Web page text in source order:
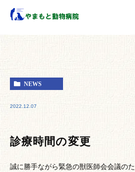
NEWS
2022.12.07
診療時間の変更
誠に勝手ながら緊急の獣医師会会議の